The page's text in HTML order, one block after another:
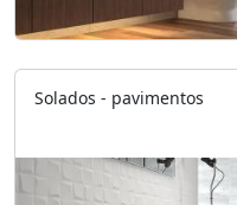
Solados - pavimentos